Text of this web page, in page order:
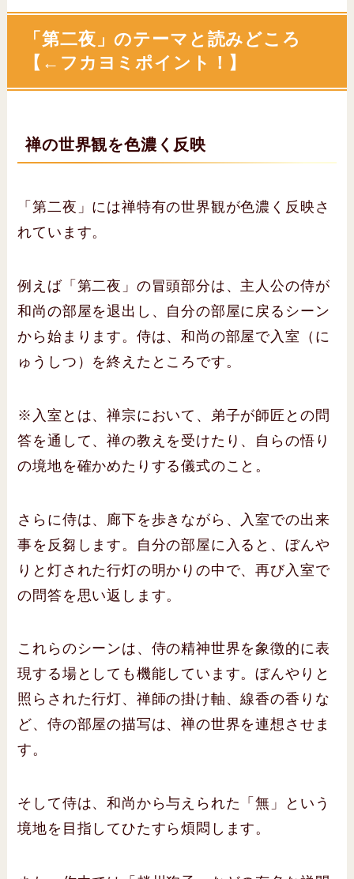
「第二夜」のテーマと読みどころ
【←フカヨミポイント！】
禅の世界観を色濃く反映
「第二夜」には禅特有の世界観が色濃く反映さ
れています。
例えば「第二夜」の冒頭部分は、主人公の侍が
和尚の部屋を退出し、自分の部屋に戻るシーン
から始まります。侍は、和尚の部屋で入室（に
ゅうしつ）を終えたところです。
※入室とは、禅宗において、弟子が師匠との問
答を通して、禅の教えを受けたり、自らの悟り
の境地を確かめたりする儀式のこと。
さらに侍は、廊下を歩きながら、入室での出来
事を反芻します。自分の部屋に入ると、ぼんや
りと灯された行灯の明かりの中で、再び入室で
の問答を思い返します。
これらのシーンは、侍の精神世界を象徴的に表
現する場としても機能しています。ぼんやりと
照らされた行灯、禅師の掛け軸、線香の香りな
ど、侍の部屋の描写は、禅の世界を連想させま
す。
そして侍は、和尚から与えられた「無」という
境地を目指してひたすら煩悶します。